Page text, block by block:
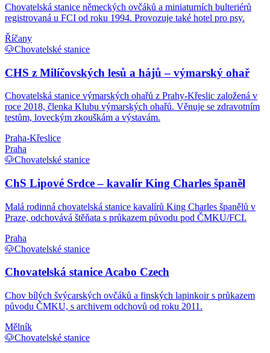
Chovatelská stanice německých ovčáků a miniaturních bulteriérů
registrovaná u FCI od roku 1994. Provozuje také hotel pro psy.
Říčany
🐶Chovatelské stanice
CHS z Milíčovských lesů a hájů – výmarský ohař
Chovatelská stanice výmarských ohařů z Prahy-Křeslic založená v
roce 2018, členka Klubu výmarských ohařů. Věnuje se zdravotním
testům, loveckým zkouškám a výstavám.
Praha-Křeslice
Praha
🐶Chovatelské stanice
ChS Lipové Srdce – kavalír King Charles španěl
Malá rodinná chovatelská stanice kavalírů King Charles španělů v
Praze, odchovává štěňata s průkazem původu pod ČMKU/FCI.
Praha
🐶Chovatelské stanice
Chovatelská stanice Acabo Czech
Chov bílých švýcarských ovčáků a finských lapinkoir s průkazem
původu ČMKU, s archivem odchovů od roku 2011.
Mělník
🐶Chovatelské stanice